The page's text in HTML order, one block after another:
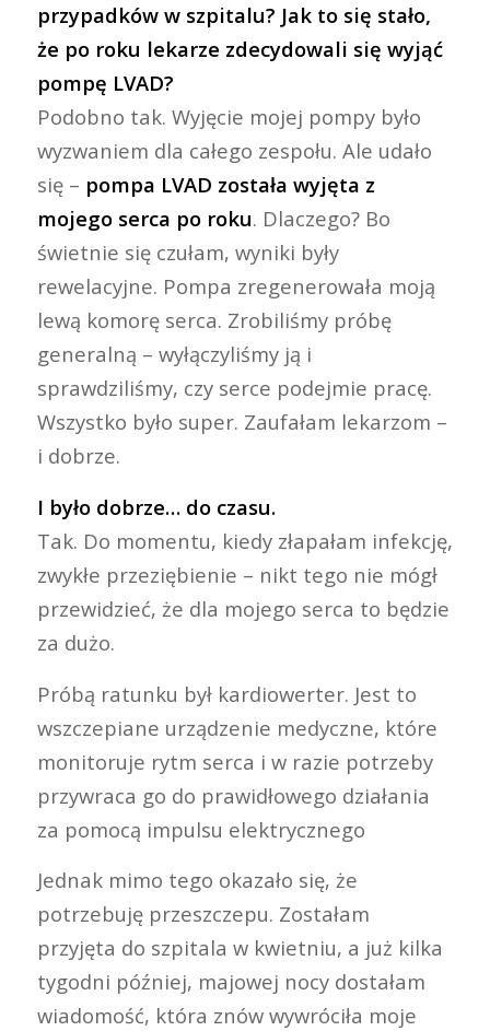
przypadków w szpitalu? Jak to się stało,
że po roku lekarze zdecydowali się wyjąć
pompę LVAD?
Podobno tak. Wyjęcie mojej pompy było
wyzwaniem dla całego zespołu. Ale udało
się – pompa LVAD została wyjęta z
mojego serca po roku. Dlaczego? Bo
świetnie się czułam, wyniki były
rewelacyjne. Pompa zregenerowała moją
lewą komorę serca. Zrobiliśmy próbę
generalną – wyłączyliśmy ją i
sprawdziliśmy, czy serce podejmie pracę.
Wszystko było super. Zaufałam lekarzom –
i dobrze.
I było dobrze… do czasu.
Tak. Do momentu, kiedy złapałam infekcję,
zwykłe przeziębienie – nikt tego nie mógł
przewidzieć, że dla mojego serca to będzie
za dużo.
Próbą ratunku był kardiowerter. Jest to
wszczepiane urządzenie medyczne, które
monitoruje rytm serca i w razie potrzeby
przywraca go do prawidłowego działania
za pomocą impulsu elektrycznego
Jednak mimo tego okazało się, że
potrzebuję przeszczepu. Zostałam
przyjęta do szpitala w kwietniu, a już kilka
tygodni później, majowej nocy dostałam
wiadomość, która znów wywróciła moje